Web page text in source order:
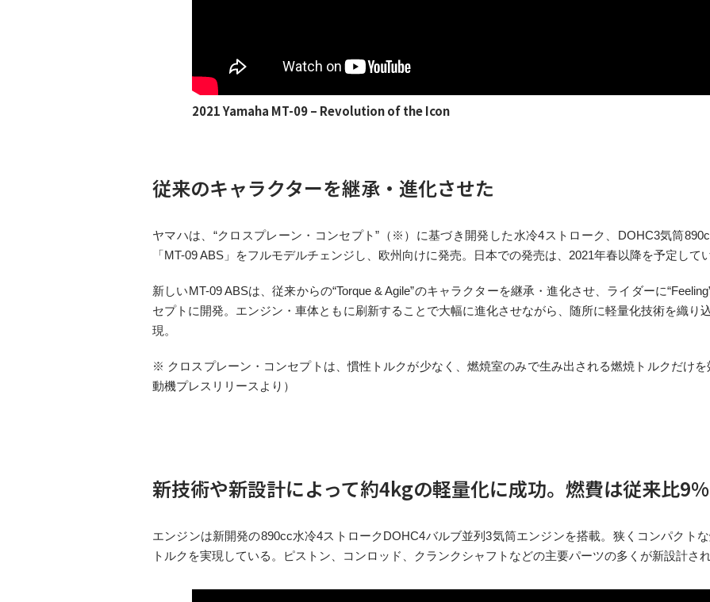
2021 Yamaha MT-09 – Revolution of the Icon
従来のキャラクターを継承・進化させた
ヤマハは、“クロスプレーン・コンセプト”（※）に基づき開発した水冷4ストローク、DOHC3気筒
「MT-09 ABS」をフルモデルチェンジし、欧州向けに発売。日本での発売は、2021年春以降を予定してい
新しいMT-09 ABSは、従来からの“Torque & Agile”のキャラクターを継承・進化させ、ライダーに
セプトに開発。エンジン・車体ともに刷新することで大幅に進化させながら、随所に軽量化技術を織り
現。
※ クロスプレーン・コンセプトは、慣性トルクが少なく、燃焼室のみで生み出される燃焼トルクだけ
動機プレスリリースより）
新技術や新設計によって約4kgの軽量化に成功。燃費は従来比9%
エンジンは新開発の890cc水冷4ストロークDOHC4バルブ並列3気筒エンジンを搭載。狭くコンパクト
トルクを実現している。ピストン、コンロッド、クランクシャフトなどの主要パーツの多くが新設計さ